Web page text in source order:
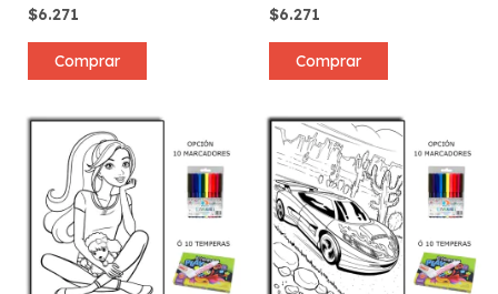
$6.271
Comprar
$6.271
Comprar